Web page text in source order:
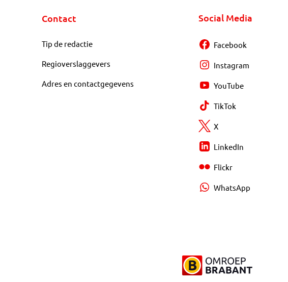
Contact
Tip de redactie
Regioverslaggevers
Adres en contactgegevens
Social Media
Facebook
Instagram
YouTube
TikTok
X
LinkedIn
Flickr
WhatsApp